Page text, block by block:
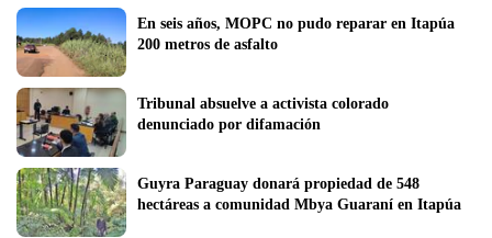
En seis años, MOPC no pudo reparar en Itapúa
200 metros de asfalto
Tribunal absuelve a activista colorado
denunciado por difamación
Guyra Paraguay donará propiedad de 548
hectáreas a comunidad Mbya Guaraní en Itapúa